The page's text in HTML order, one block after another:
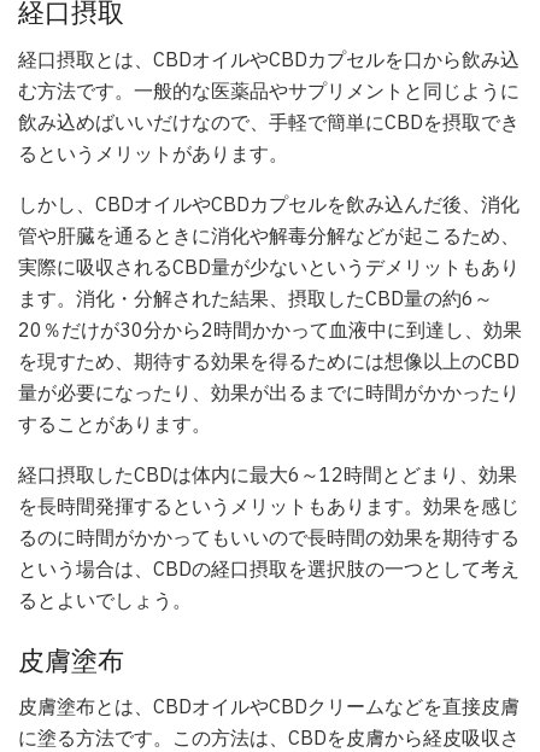
経口摂取
経口摂取とは、CBDオイルやCBDカプセルを口から飲み込
む方法です。一般的な医薬品やサプリメントと同じように
飲み込めばいいだけなので、手軽で簡単にCBDを摂取でき
るというメリットがあります。
しかし、CBDオイルやCBDカプセルを飲み込んだ後、消化
管や肝臓を通るときに消化や解毒分解などが起こるため、
実際に吸収されるCBD量が少ないというデメリットもあり
ます。消化・分解された結果、摂取したCBD量の約6～
20％だけが30分から2時間かかって血液中に到達し、効果
を現すため、期待する効果を得るためには想像以上のCBD
量が必要になったり、効果が出るまでに時間がかかったり
することがあります。
経口摂取したCBDは体内に最大6～12時間とどまり、効果
を長時間発揮するというメリットもあります。効果を感じ
るのに時間がかかってもいいので長時間の効果を期待する
という場合は、CBDの経口摂取を選択肢の一つとして考え
るとよいでしょう。
皮膚塗布
皮膚塗布とは、CBDオイルやCBDクリームなどを直接皮膚
に塗る方法です。この方法は、CBDを皮膚から経皮吸収さ